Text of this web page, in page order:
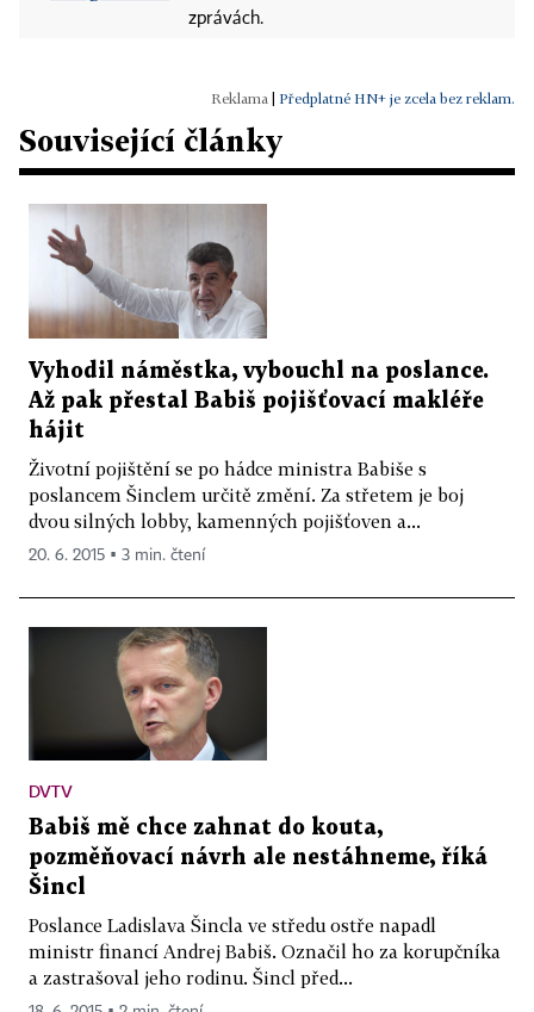
zprávách.
Předplatné HN+ je zcela bez reklam.
Související články
Vyhodil náměstka, vybouchl na poslance.
Až pak přestal Babiš pojišťovací makléře
hájit
Životní pojištění se po hádce ministra Babiše s
poslancem Šinclem určitě změní. Za střetem je boj
dvou silných lobby, kamenných pojišťoven a...
20. 6. 2015 ▪ 3 min. čtení
DVTV
Babiš mě chce zahnat do kouta,
pozměňovací návrh ale nestáhneme, říká
Šincl
Poslance Ladislava Šincla ve středu ostře napadl
ministr financí Andrej Babiš. Označil ho za korupčníka
a zastrašoval jeho rodinu. Šincl před...